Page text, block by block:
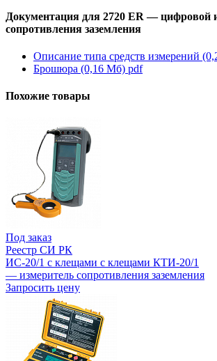
Документация для 2720 ER — цифровой
сопротивления заземления
Описание типа средств измерений
Брошюра (0,16 Мб) pdf
Похожие товары
Под заказ
Реестр СИ РК
ИС-20/1 с клещами с клещами КТИ-20/1
— измеритель сопротивления заземления
Запросить цену